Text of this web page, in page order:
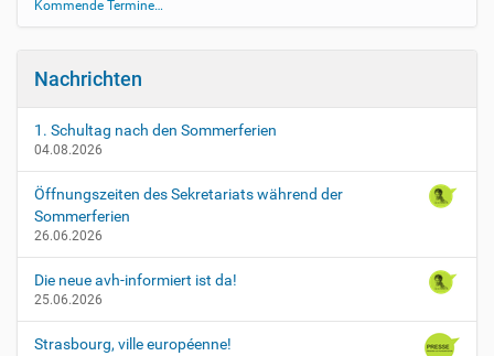
Kommende Termine…
Nachrichten
1. Schultag nach den Sommerferien
04.08.2026
Öffnungszeiten des Sekretariats während der
Sommerferien
26.06.2026
Die neue avh-informiert ist da!
25.06.2026
Strasbourg, ville européenne!